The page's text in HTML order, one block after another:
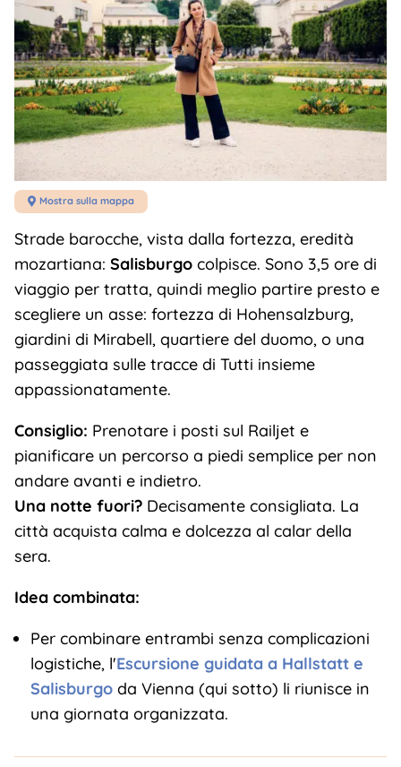
 Mostra sulla mappa
Strade barocche, vista dalla fortezza, eredità
mozartiana: Salisburgocolpisce. Sono 3,5 ore di
viaggio per tratta, quindi meglio partire presto e
scegliere un asse: fortezza di Hohensalzburg,
giardini di Mirabell, quartiere del duomo, o una
passeggiata sulle tracce di Tutti insieme
appassionatamente.
Consiglio: Prenotare i posti sul Railjet e
pianificare un percorso a piedi semplice per non
andare avanti e indietro.
Una notte fuori?Decisamente consigliata. La
città acquista calma e dolcezza al calar della
sera.
Idea combinata:
Per combinare entrambi senza complicazioni
logistiche, l'Escursione guidata a Hallstatt e
Salisburgoda Vienna (qui sotto) li riunisce in
una giornata organizzata.